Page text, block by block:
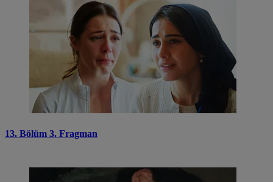
13. Bölüm 3. Fragman